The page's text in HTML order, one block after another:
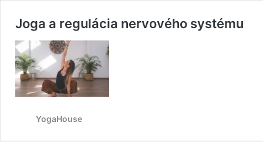
Joga a regulácia nervového systému
YogaHouse